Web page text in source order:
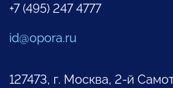
+7 (495) 247 4777
id@opora.ru
127473, г. Москва, 2-й